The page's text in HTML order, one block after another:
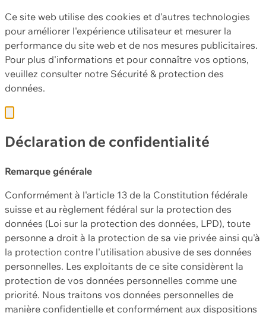
Ce site web utilise des cookies et d'autres technologies
pour améliorer l'expérience utilisateur et mesurer la
performance du site web et de nos mesures publicitaires.
Pour plus d'informations et pour connaître vos options,
veuillez consulter notre Sécurité & protection des
données.
Déclaration de confidentialité
Remarque générale
Conformément à l'article 13 de la Constitution fédérale
suisse et au règlement fédéral sur la protection des
données (Loi sur la protection des données, LPD), toute
personne a droit à la protection de sa vie privée ainsi qu'à
la protection contre l'utilisation abusive de ses données
personnelles. Les exploitants de ce site considèrent la
protection de vos données personnelles comme une
priorité. Nous traitons vos données personnelles de
manière confidentielle et conformément aux dispositions